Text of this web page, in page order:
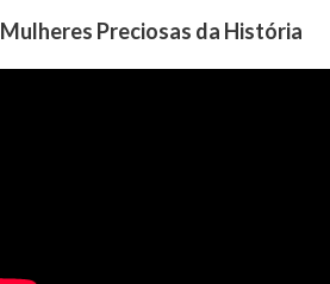
Mulheres Preciosas da História